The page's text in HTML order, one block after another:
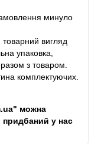
минуло
вигляд
упаковка,
з товаром.
комплектуючих.
можна
придбаний у нас